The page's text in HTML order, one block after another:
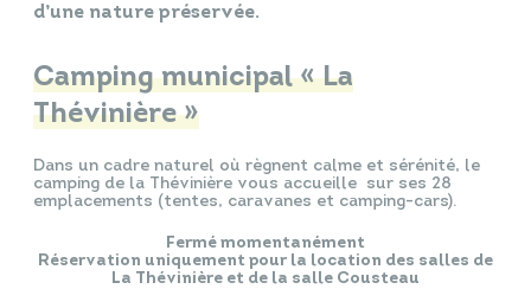
d’une nature préservée.
Camping municipal « La
Thévinière »
Dans un cadre naturel où règnent calme et sérénité, le
camping de la Thévinière vous accueille sur ses 28
emplacements (tentes, caravanes et camping-cars).
Fermé momentanément
Réservation uniquement pour la location des salles de
La Thévinière et de la salle Cousteau